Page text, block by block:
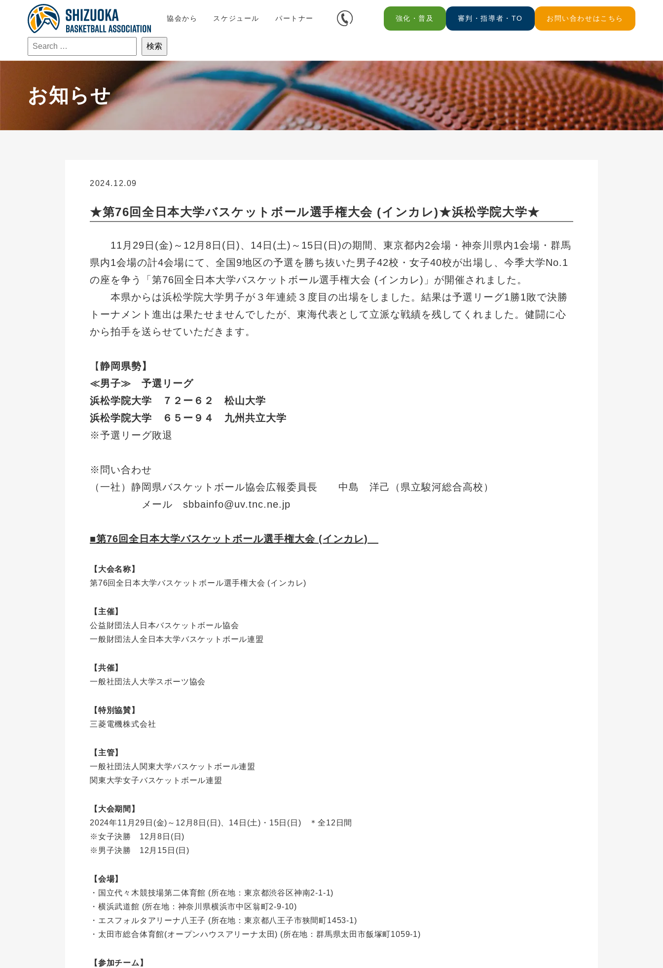
協会から スケジュール パートナー 強化・普及 審判・指導者・TO お問い合わせはこちら
お知らせ
2024.12.09
★第76回全日本大学バスケットボール選手権大会 (インカレ)★浜松学院大学★
11月29日(金)～12月8日(日)、14日(土)～15日(日)の期間、東京都内2会場・神奈川県内1会場・群馬
県内1会場の計4会場にて、全国9地区の予選を勝ち抜いた男子42校・女子40校が出場し、今季大学No.1
の座を争う「第76回全日本大学バスケットボール選手権大会 (インカレ)」が開催されました。
本県からは浜松学院大学男子が３年連続３度目の出場をしました。結果は予選リーグ1勝1敗で決勝
トーナメント進出は果たせませんでしたが、東海代表として立派な戦績を残してくれました。健闘に心
から拍手を送らせていただきます。
【静岡県勢】
≪男子≫ 予選リーグ
浜松学院大学 ７２ー６２ 松山大学
浜松学院大学 ６５ー９４ 九州共立大学
※予選リーグ敗退
※問い合わせ
（一社）静岡県バスケットボール協会広報委員長 中島 洋己（県立駿河総合高校）
メール sbbainfo@uv.tnc.ne.jp
■第76回全日本大学バスケットボール選手権大会 (インカレ)
【大会名称】
第76回全日本大学バスケットボール選手権大会 (インカレ)
【主催】
公益財団法人日本バスケットボール協会
一般財団法人全日本大学バスケットボール連盟
【共催】
一般社団法人大学スポーツ協会
【特別協賛】
三菱電機株式会社
【主管】
一般社団法人関東大学バスケットボール連盟
関東大学女子バスケットボール連盟
【大会期間】
2024年11月29日(金)～12月8日(日)、14日(土)・15日(日) ＊全12日間
※女子決勝 12月8日(日)
※男子決勝 12月15日(日)
【会場】
・国立代々木競技場第二体育館 (所在地：東京都渋谷区神南2-1-1)
・横浜武道館 (所在地：神奈川県横浜市中区翁町2-9-10)
・エスフォルタアリーナ八王子 (所在地：東京都八王子市狭間町1453-1)
・太田市総合体育館(オープンハウスアリーナ太田) (所在地：群馬県太田市飯塚町1059-1)
【参加チーム】